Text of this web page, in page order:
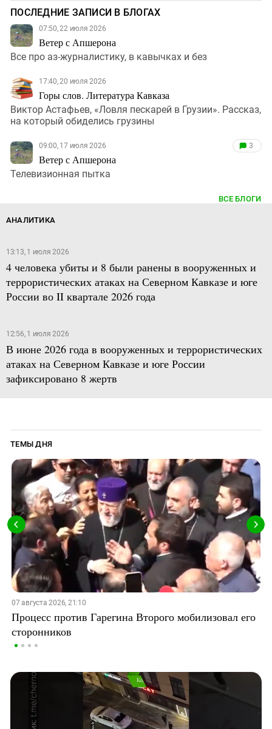
ПОСЛЕДНИЕ ЗАПИСИ В БЛОГАХ
07:50, 22 июля 2026
Ветер с Апшерона
Все про аз-журналистику, в кавычках и без
17:40, 20 июля 2026
Горы слов. Литература Кавказа
Виктор Астафьев, «Ловля пескарей в Грузии». Рассказ,
на который обиделись грузины
09:00, 17 июля 2026
Ветер с Апшерона
3
Телевизионная пытка
ВСЕ БЛОГИ
АНАЛИТИКА
13:13, 1 июля 2026
4 человека убиты и 8 были ранены в вооруженных и
террористических атаках на Северном Кавказе и юге
России во II квартале 2026 года
12:56, 1 июля 2026
В июне 2026 года в вооруженных и террористических
атаках на Северном Кавказе и юге России
зафиксировано 8 жертв
ТЕМЫ ДНЯ
07 августа 2026, 21:10
Процесс против Гарегина Второго мобилизовал его
сторонников